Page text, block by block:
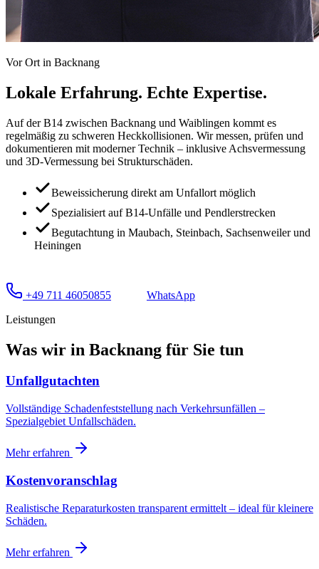
Vor Ort in Backnang
Lokale Erfahrung. Echte Expertise.
Auf der B14 zwischen Backnang und Waiblingen kommt es
regelmäßig zu schweren Heckkollisionen. Wir messen, prüfen und
dokumentieren mit moderner Technik – inklusive Achsvermessung
und 3D-Vermessung bei Strukturschäden.
Beweissicherung direkt am Unfallort möglich
Spezialisiert auf B14-Unfälle und Pendlerstrecken
Begutachtung in Maubach, Steinbach, Sachsenweiler und
Heiningen
+49 711 46050855
WhatsApp
Leistungen
Was wir in Backnang für Sie tun
Unfallgutachten
Vollständige Schadenfeststellung nach Verkehrsunfällen –
Spezialgebiet Unfallschäden.
Mehr erfahren
Kostenvoranschlag
Realistische Reparaturkosten transparent ermittelt – ideal für kleinere
Schäden.
Mehr erfahren